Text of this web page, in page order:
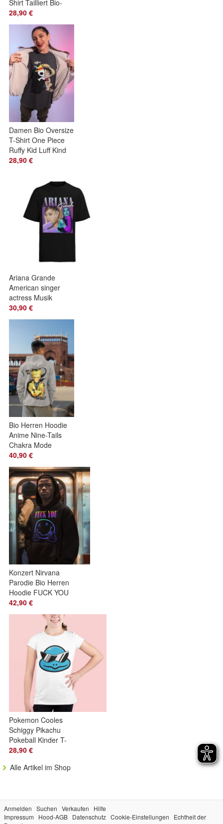
Shirt Tailliert Bio-
Baumwolle "FUCK
YOU"
28,90 €
Damen Bio Oversize
T-Shirt One Piece
Ruffy Kid Luff Kind
Anime Flagge
28,90 €
Ariana Grande
American singer
actress Musik
Konzert T-Shirt
Herren Baumwolle
30,90 €
Bio Herren Hoodie
Anime Nine-Tails
Chakra Mode
Naruto Belive in You
40,90 €
Konzert Nirvana
Parodie Bio Herren
Hoodie FUCK YOU
Mittelfinger
42,90 €
Pokemon Cooles
Schiggy Pikachu
Pokeball Kinder T-
Shirt Comic Shirt
28,90 €
Alle Artikel im Shop
Anmelden Suchen Verkaufen
Hilfe
Impressum
Hood-AGB Datenschutz Cookie-Einstellungen
Echtheit der